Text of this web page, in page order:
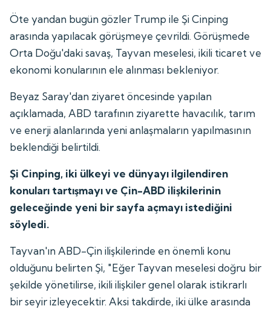
Öte yandan bugün gözler Trump ile Şi Cinping
arasında yapılacak görüşmeye çevrildi. Görüşmede
Orta Doğu'daki savaş, Tayvan meselesi, ikili ticaret ve
ekonomi konularının ele alınması bekleniyor.
Beyaz Saray'dan ziyaret öncesinde yapılan
açıklamada, ABD tarafının ziyarette havacılık, tarım
ve enerji alanlarında yeni anlaşmaların yapılmasının
beklendiği belirtildi.
Şi Cinping, iki ülkeyi ve dünyayı ilgilendiren
konuları tartışmayı ve Çin-ABD ilişkilerinin
geleceğinde yeni bir sayfa açmayı istediğini
söyledi.
Tayvan'ın ABD-Çin ilişkilerinde en önemli konu
olduğunu belirten Şi, "Eğer Tayvan meselesi doğru bir
şekilde yönetilirse, ikili ilişkiler genel olarak istikrarlı
bir seyir izleyecektir. Aksi takdirde, iki ülke arasında